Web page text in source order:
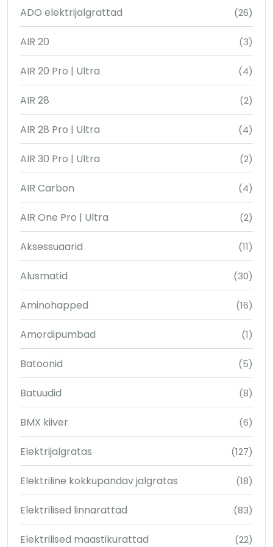
ADO elektrijalgrattad (26)
AIR 20 (3)
AIR 20 Pro | Ultra (4)
AIR 28 (2)
AIR 28 Pro | Ultra (4)
AIR 30 Pro | Ultra (2)
AIR Carbon (4)
AIR One Pro | Ultra (2)
Aksessuaarid (11)
Alusmatid (30)
Aminohapped (16)
Amordipumbad (1)
Batoonid (5)
Batuudid (8)
BMX kiiver (6)
Elektrijalgratas (127)
Elektriline kokkupandav jalgratas (18)
Elektrilised linnarattad (83)
Elektrilised maastikurattad (22)